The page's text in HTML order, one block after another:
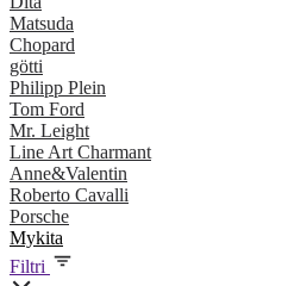
Matsuda
Chopard
götti
Philipp Plein
Tom Ford
Mr. Leight
Line Art Charmant
Anne&Valentin
Roberto Cavalli
Porsche
Mykita
Filtri